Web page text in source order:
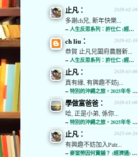
2026-02-16
止凡：
多謝ch兄, 新年快樂...
-- 人生反思系列：許仕仁 (經濟通)
2026-02-16
ch liu：
恭賀 止凡兄闔府農曆新...
-- 人生反思系列：許仕仁 (經濟通)
2026-01-06
止凡：
真有緣, 有興趣不妨j...
-- 特別的沖繩之旅，2025年冬 (經濟通)
2026-01-06
學做富爸爸：
哈, 正是小弟, 係你...
-- 特別的沖繩之旅，2025年冬 (經濟通)
2025-08-28
止凡：
有興趣不妨加入Patr...
-- 麥當勞因何賣舖？ (經濟通) (略)